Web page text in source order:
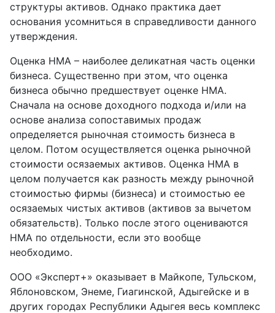
структуры активов. Однако практика дает
основания усомниться в справедливости данного
утверждения.
Оценка НМА – наиболее деликатная часть оценки
бизнеса. Существенно при этом, что оценка
бизнеса обычно предшествует оценке НМА.
Сначала на основе доходного подхода и/или на
основе анализа сопоставимых продаж
определяется рыночная стоимость бизнеса в
целом. Потом осуществляется оценка рыночной
стоимости осязаемых активов. Оценка НМА в
целом получается как разность между рыночной
стоимостью фирмы (бизнеса) и стоимостью ее
осязаемых чистых активов (активов за вычетом
обязательств). Только после этого оцениваются
НМА по отдельности, если это вообще
необходимо.
ООО «Эксперт+» оказывает в Майкопе, Тульском,
Яблоновском, Энеме, Гиагинской, Адыгейске и в
других городах Республики Адыгея весь комплекс